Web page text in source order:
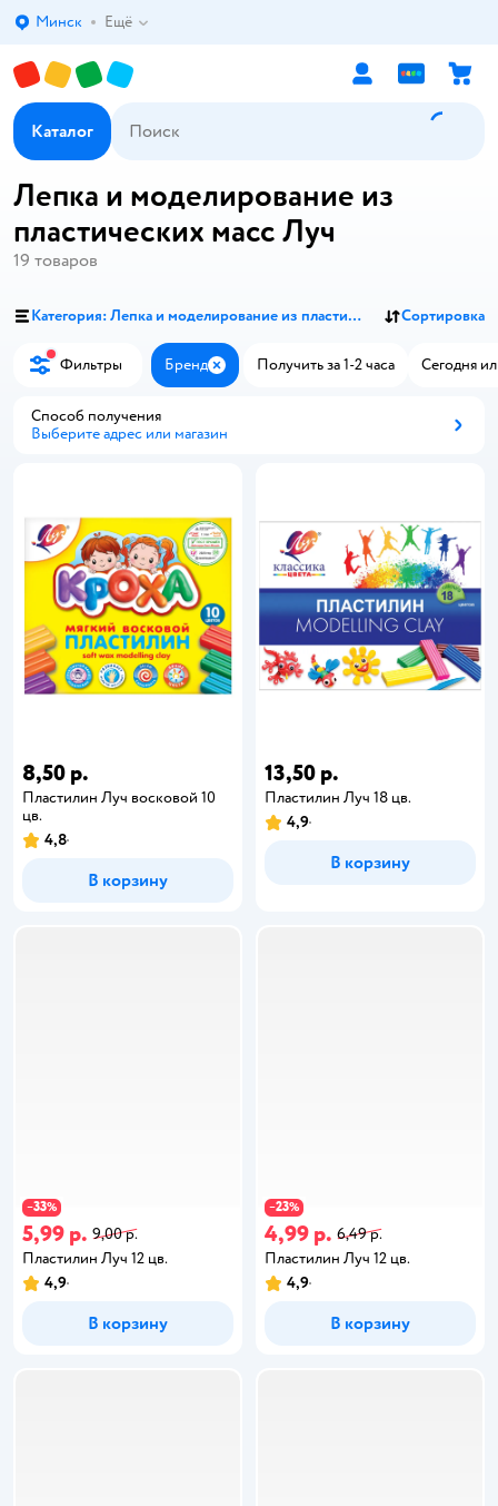
Выбор адреса доставки.
Минск Ещё
Каталог
Лепка и моделирование из
пластических масс Луч
19 товаров
Категория: Лепка и моделирование из пластических массСортировка
Фильтры Бренд ЗакрытьПолучить за 1-2 часа Сегодня
Способ получения
Выберите адрес или магазин
8,50 р.
Пластилин Луч восковой 10
цв.
4,8
В корзину
13,50 р.
Пластилин Луч 18 цв.
4,9
В корзину
−33%
5,99 р. 9,00 р.
Пластилин Луч 12 цв.
4,9
В корзину
−23%
4,99 р. 6,49 р.
Пластилин Луч 12 цв.
4,9
В корзину